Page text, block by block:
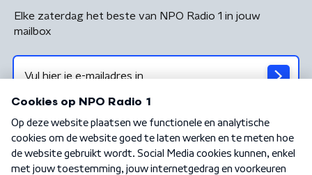
Elke zaterdag het beste van NPO Radio 1 in jouw
mailbox
Algemene voorwaarden Privacybeleid